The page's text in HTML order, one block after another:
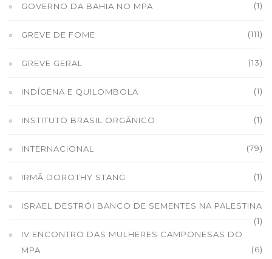
GOVERNO DA BAHIA NO MPA (1)
GREVE DE FOME (111)
GREVE GERAL (13)
INDÍGENA E QUILOMBOLA (1)
INSTITUTO BRASIL ORGÂNICO (1)
INTERNACIONAL (79)
IRMÃ DOROTHY STANG (1)
ISRAEL DESTRÓI BANCO DE SEMENTES NA PALESTINA
(1)
IV ENCONTRO DAS MULHERES CAMPONESAS DO
MPA
(6)